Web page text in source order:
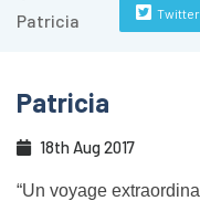
Patricia Twitter
Patricia
18th Aug 2017
“Un voyage